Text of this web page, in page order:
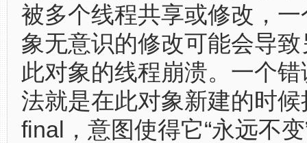
被多个线程共享或修改，
象无意识的修改可能会导
此对象的线程崩溃。一个
法就是在此对象新建的时
final，意图使得它“永远不